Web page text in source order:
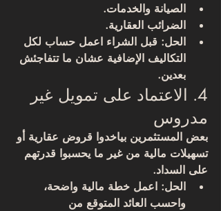
الصيانة والخدمات.
الضرائب العقارية.
الحل: قبل الشراء اعمل حساب لكل
التكاليف الإضافية عشان ما تتفاجئش
بعدين.
4. الاعتماد على تمويل غير
مدروس
بعض المستثمرين بياخدوا قروض عقارية أو
تسهيلات مالية من غير ما يحسبوا قدرتهم
على السداد.
الحل: اعمل خطة مالية واضحة،
واحسب العائد المتوقع من